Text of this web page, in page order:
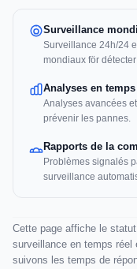
Surveillance
Surveillance 24h/24
mondiaux för
Analyses en temps
Analyses avancées
prévenir les pannes.
Rapports de la
Problèmes signalés
surveillance
Cette page affiche le
surveillance en temps
suivons les temps de